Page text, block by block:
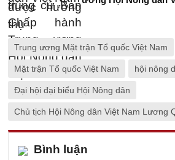
Trung ương Mặt trận Tổ quốc Việt Nam
Mặt trận Tổ quốc Việt Nam hội nông
Đại hội đại biểu Hội Nông dân
Chủ tịch Hội Nông dân Việt Nam Lương
Bình luận